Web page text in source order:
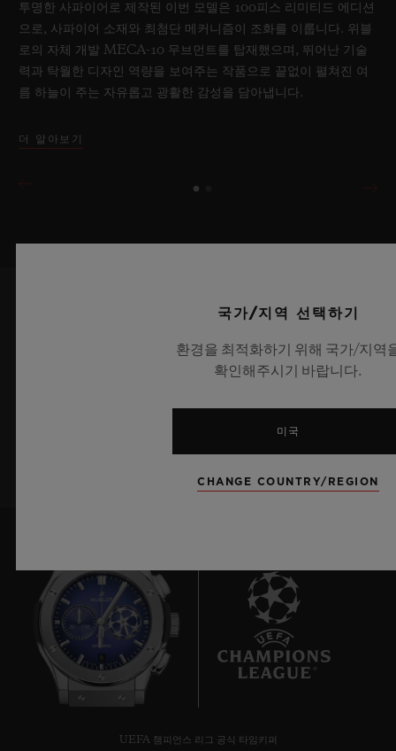
투명한 사파이어로 제작된 이번 모델은 100피스 리미티드 에디션
으로, 사파이어 소재와 최첨단 메커니즘이 조화를 이룹니다. 위블
로의 자체 개발 MECA-10 무브먼트를 탑재했으며, 뛰어난 기술
력과 탁월한 디자인 역량을 보여주는 작품으로 끝없이 펼쳐진 여
름 하늘이 주는 자유롭고 광활한 감성을 담아냅니다.
더 알아보기
최신 위블로 뉴스를 업데이트 받겠습니다.
UEFA 챔피언스 리그 공식 타임키퍼
국가/지역 선택하기
환경을 최적화하기 위해 국가/지역
확인해주시기 바랍니다.
미국
CHANGE COUNTRY/REGION